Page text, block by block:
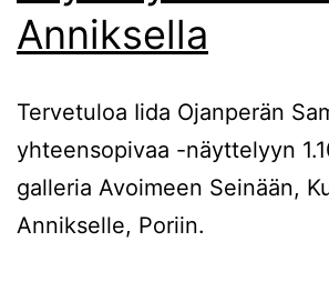
Anniksella
Tervetuloa Iida Ojanperän
yhteensopivaa -näyttelyyn
galleria Avoimeen Seinään,
Annikselle, Poriin.